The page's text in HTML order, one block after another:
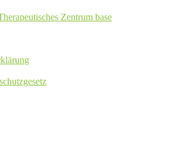
Zentrum base